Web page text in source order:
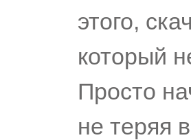
этого,
который
Просто
не теряя